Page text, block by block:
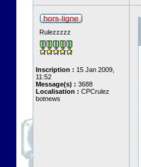
Rulezzzzz
Inscription : 15 Jan 2009,
11:52
Message(s) : 3688
Localisation : CPCrulez
botnews